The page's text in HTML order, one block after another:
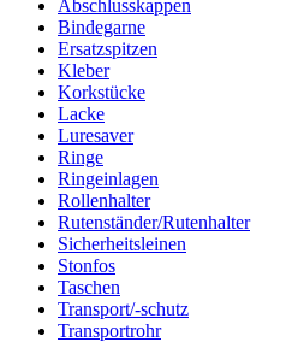
Abschlusskappen
Bindegarne
Ersatzspitzen
Kleber
Korkstücke
Lacke
Luresaver
Ringe
Ringeinlagen
Rollenhalter
Rutenständer/Rutenhalter
Sicherheitsleinen
Stonfos
Taschen
Transport/-schutz
Transportrohr